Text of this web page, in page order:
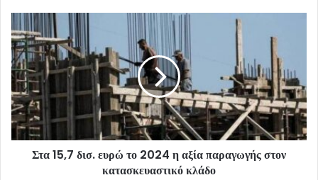
Στα 15,7 δισ. ευρώ το 2024 η αξία παραγωγής στον
κατασκευαστικό κλάδο